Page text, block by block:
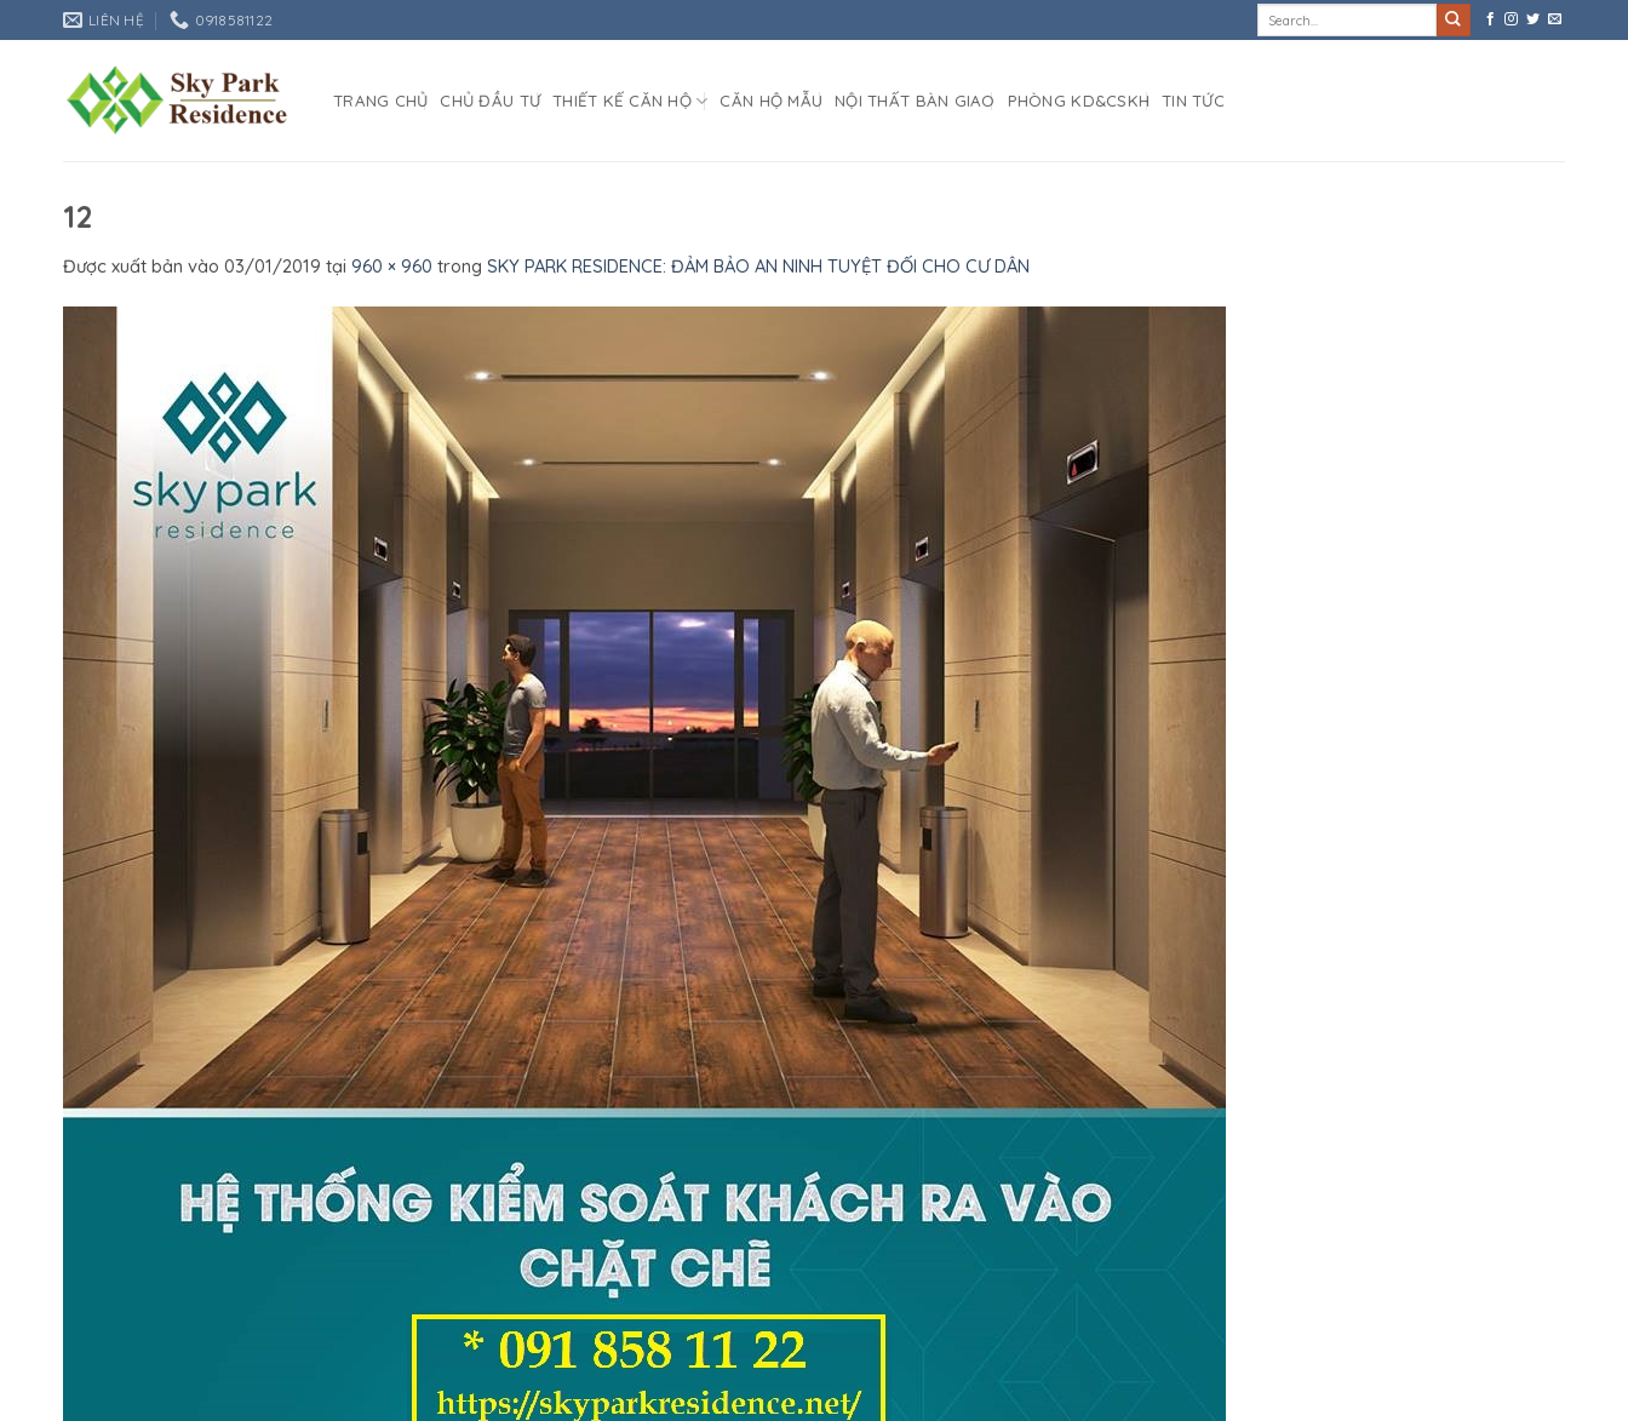
qua
LIÊN HỆ 0918581122
TRANG CHỦ CHỦ ĐẦU TƯ THIẾT KẾ CĂN HỘ CĂN HỘ MẪU NỘI THẤT BÀN GIAO PHÒNG KD&CSKH TIN TỨC
12
Được xuất bản vào 03/01/2019 tại 960 × 960 trong SKY PARK RESIDENCE: ĐẢM BẢO AN NINH TUYỆT ĐỐI CHO CƯ DÂN